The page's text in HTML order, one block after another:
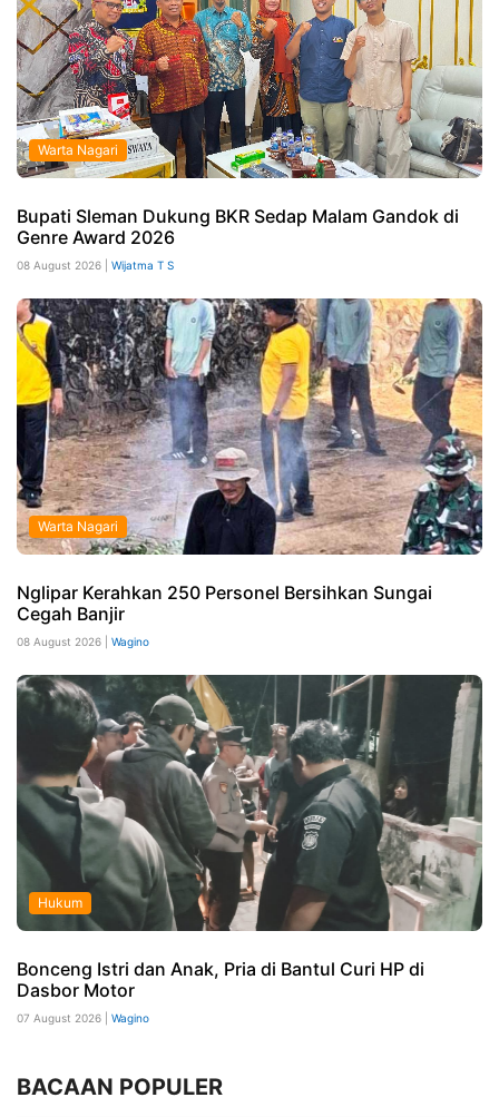
Warta Nagari
Bupati Sleman Dukung BKR Sedap Malam Gandok di
Genre Award 2026
08 August 2026 | Wijatma T S
Warta Nagari
Nglipar Kerahkan 250 Personel Bersihkan Sungai
Cegah Banjir
08 August 2026 | Wagino
Hukum
Bonceng Istri dan Anak, Pria di Bantul Curi HP di
Dasbor Motor
07 August 2026 | Wagino
BACAAN POPULER